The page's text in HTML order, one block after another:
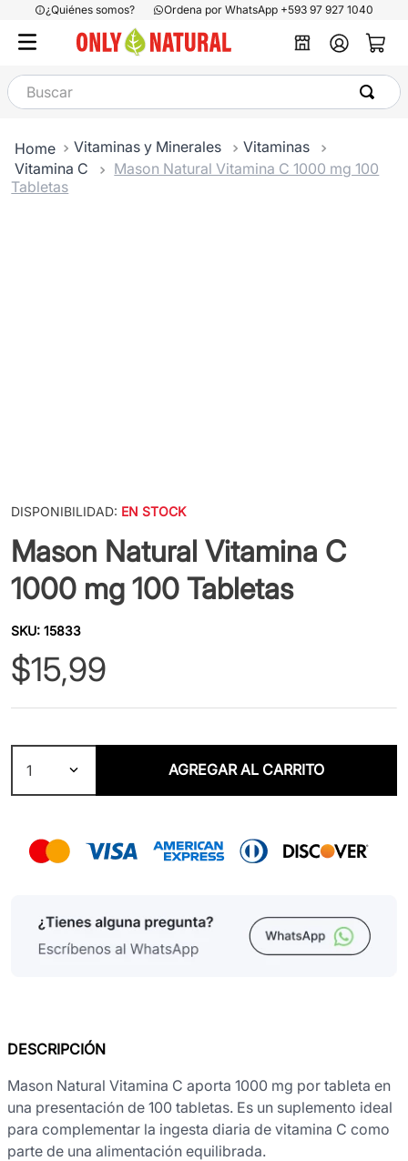
¿Quiénes somos? Ordena por WhatsApp +593 97 927 1040
Buscar
Vitaminas y Minerales
Vitaminas
Vitamina C
Mason Natural Vitamina C 1000 mg 100
Tabletas
DISPONIBILIDAD: EN STOCK
Mason Natural Vitamina C
1000 mg 100 Tabletas
SKU:15833
$15,99
1 AGREGAR AL CARRITO
DESCRIPCIÓN
Mason Natural Vitamina C aporta 1000 mg por tableta en
una presentación de 100 tabletas. Es un suplemento ideal
para complementar la ingesta diaria de vitamina C como
parte de una alimentación equilibrada.